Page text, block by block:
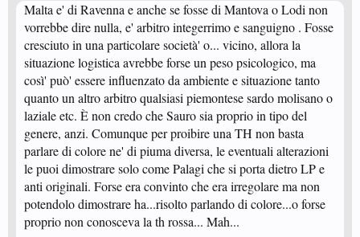
Malta e' di Ravenna e anche se fosse di Mantova o Lodi non
vorrebbe dire nulla, e' arbitro integerrimo e sanguigno . Fosse
cresciuto in una particolare società' o... vicino, allora la
situazione logistica avrebbe forse un peso psicologico, ma
così' può' essere influenzato da ambiente e situazione tanto
quanto un altro arbitro qualsiasi piemontese sardo molisano o
laziale etc. È non credo che Sauro sia proprio in tipo del
genere, anzi. Comunque per proibire una TH non basta
parlare di colore ne' di piuma diversa, le eventuali alterazioni
le puoi dimostrare solo come Palagi che si porta dietro LP e
anti originali. Forse era convinto che era irregolare ma non
potendolo dimostrare ha...risolto parlando di colore...o forse
proprio non conosceva la th rossa... Mah...